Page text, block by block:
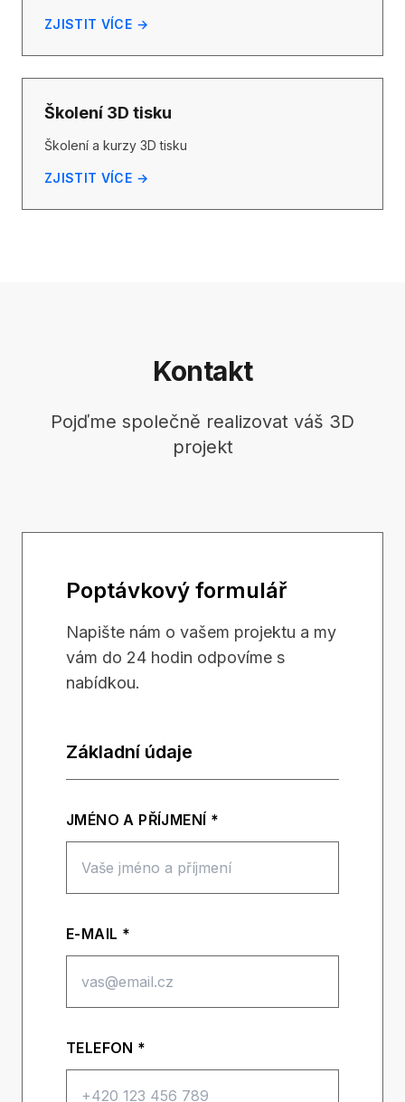
ZJISTIT VÍCE →
Školení 3D tisku
Školení a kurzy 3D tisku
ZJISTIT VÍCE →
Kontakt
Pojďme společně realizovat váš 3D
projekt
Poptávkový formulář
Napište nám o vašem projektu a my
vám do 24 hodin odpovíme s
nabídkou.
Základní údaje
JMÉNO A PŘÍJMENÍ *
E-MAIL *
TELEFON *